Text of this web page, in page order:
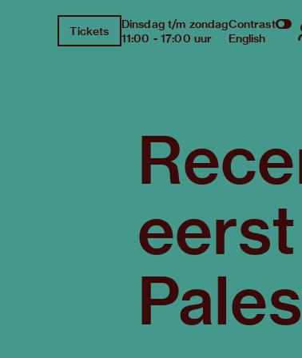
Tickets
Dinsdag t/m zondag
11:00 - 17:00 uur
Contrast
English